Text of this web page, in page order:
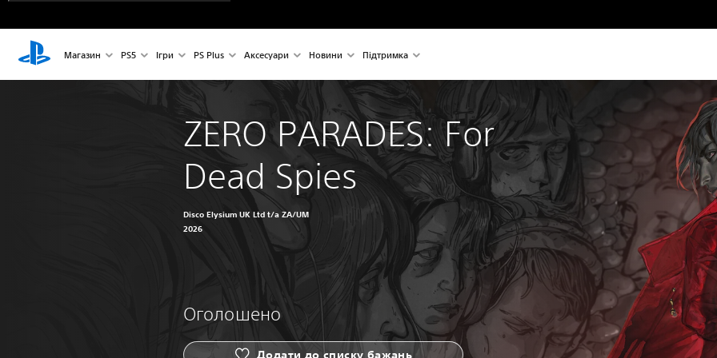
Магазин PS5 Ігри PS Plus Аксесуари Новини Підтримка
ZERO PARADES: For
Dead Spies
Disco Elysium UK Ltd t/a ZA/UM
2026
Оголошено
Додати до списку бажань